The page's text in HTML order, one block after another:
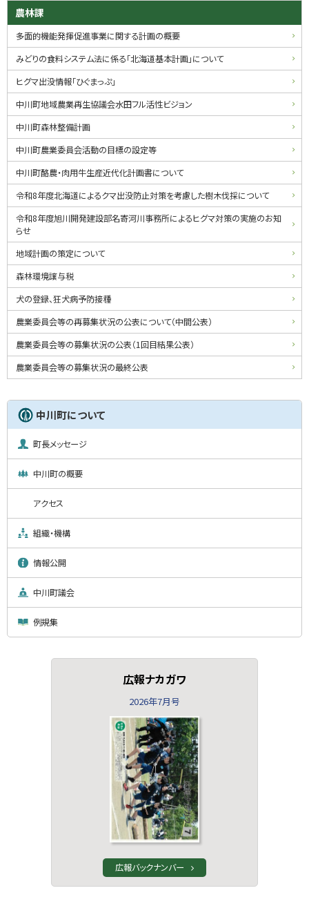
に
サ
イ
ド
メ
ニ
ュ
ー
農林課
多面的機能発揮促進事業に関する計画の概要
みどりの食料システム法に係る「北海道基本計画」について
ヒグマ出没情報「ひぐまっぷ」
中川町地域農業再生協議会水田フル活性ビジョン
中川町森林整備計画
中川町農業委員会活動の目標の設定等
中川町酪農・肉用牛生産近代化計画書について
令和8年度北海道によるクマ出没防止対策を考慮した樹木伐採について
令和8年度旭川開発建設部名寄河川事務所によるヒグマ対策の実施のお知
らせ
地域計画の策定について
森林環境譲与税
犬の登録、狂犬病予防接種
農業委員会等の再募集状況の公表について（中間公表）
農業委員会等の募集状況の公表（1回目結果公表）
農業委員会等の募集状況の最終公表
中川町について
町長メッセージ
中川町の概要
アクセス
組織・機構
情報公開
中川町議会
例規集
広報ナカガワ
2026年7月号
広報バックナンバー